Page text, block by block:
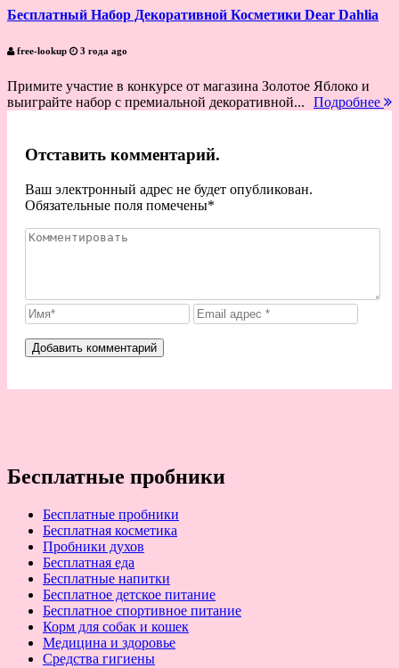
Бесплатный Набор Декоративной Косметики Dear Dahlia
free-lookup 3 года ago
Примите участие в конкурсе от магазина Золотое Яблоко и
выиграйте набор с премиальной декоративной...
Подробнее
Отставить комментарий.
Ваш электронный адрес не будет опубликован.
Обязательные поля помечены*
Бесплатные пробники
Бесплатные пробники
Бесплатная косметика
Пробники духов
Бесплатная еда
Бесплатные напитки
Бесплатное детское питание
Бесплатное спортивное питание
Корм для собак и кошек
Медицина и здоровье
Средства гигиены